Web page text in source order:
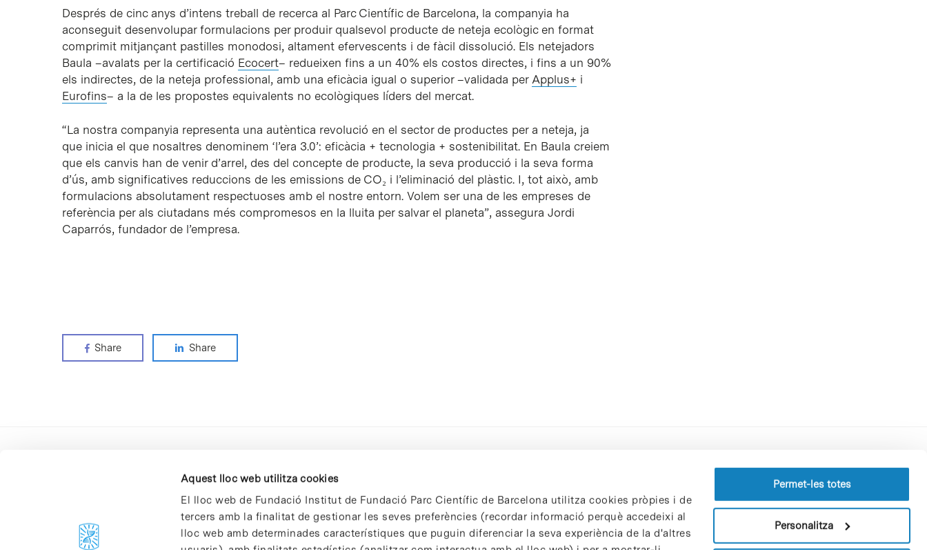
Aquest lloc web utilitza cookies
El lloc web de Fundació Institut de Fundació Parc Científic de Barcelona utilitza cookies pròpies i de
tercers amb la finalitat de gestionar les seves preferències (recordar informació perquè accedeixi al
lloc web amb determinades característiques que puguin diferenciar la seva experiència de la d'altres
Permet-les totes
Personalitza
Després de cinc anys d’intens treball de recerca al Parc Científic de Barcelona, la companyia ha
aconseguit desenvolupar formulacions per produir qualsevol producte de neteja ecològic en format
comprimit mitjançant pastilles monodosi, altament efervescents i de fàcil dissolució. Els netejadors
Baula –avalats per la certificació Ecocert– redueixen fins a un 40% els costos directes, i fins a un 90%
els indirectes, de la neteja professional, amb una eficàcia igual o superior –validada per Applus+ i
Eurofins– a la de les propostes equivalents no ecològiques líders del mercat.
“La nostra companyia representa una autèntica revolució en el sector de productes per a neteja, ja
que inicia el que nosaltres denominem ‘l’era 3.0’: eficàcia + tecnologia + sostenibilitat. En Baula creiem
que els canvis han de venir d’arrel, des del concepte de producte, la seva producció i la seva forma
d’ús, amb significatives reduccions de les emissions de CO₂ i l’eliminació del plàstic. I, tot això, amb
formulacions absolutament respectuoses amb el nostre entorn. Volem ser una de les empreses de
referència per als ciutadans més compromesos en la lluita per salvar el planeta”, assegura Jordi
Caparrós, fundador de l’empresa.
Share Share
C/Baldiri Reixac, 4-12 i 15
Perfil del contractant
Política de privacitat
Avís Legal
Política de cookies